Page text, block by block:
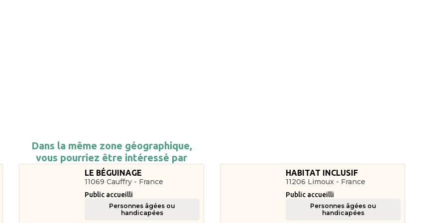
Dans la même zone géographique,
vous pourriez être intéressé par
LE BÉGUINAGE
11069 Cauffry - France
Public accueilli
Personnes âgées ou
handicapées
HABITAT INCLUSIF
11206 Limoux - France
Public accueilli
Personnes âgées ou
handicapées